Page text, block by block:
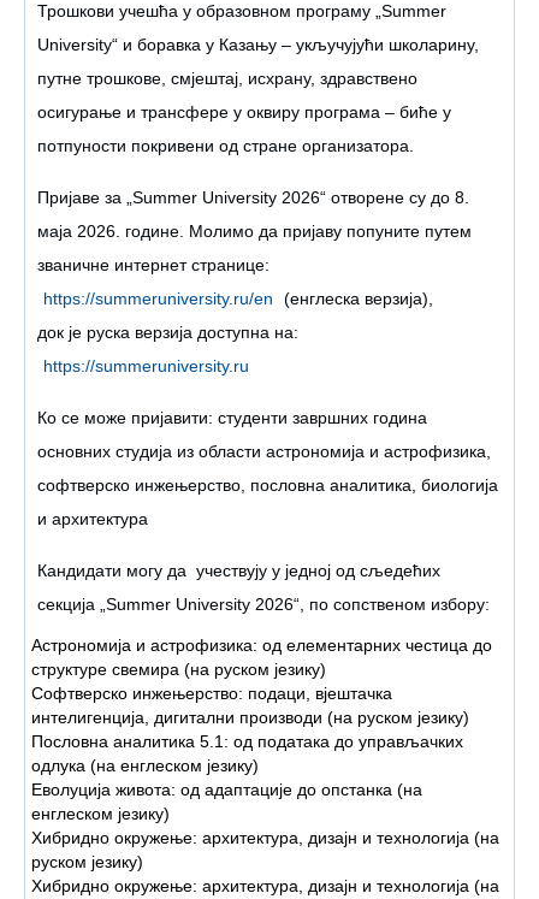
Трошкови учешћа у образовном програму „Summer
University“ и боравка у Казању – укључујући школарину,
путне трошкове, смјештај, исхрану, здравствено
осигурање и трансфере у оквиру програма – биће у
потпуности покривени од стране организатора.
Пријаве за „Summer University 2026“ отворене су до 8.
маја 2026. године. Молимо да пријаву попуните путем
званичне интернет странице:
https://summeruniversity.ru/en
(енглеска верзија),
док је руска верзија доступна на:
https://summeruniversity.ru
Ко се може пријавити: студенти завршних година
основних студија из области астрономија и астрофизика,
софтверско инжењерство, пословна аналитика, биологија
и архитектура
Кандидати могу да учествују у једној од сљедећих
секција „Summer University 2026“, по сопственом избору:
Астрономија и астрофизика: од елементарних честица до
структуре свемира (на руском језику)
Софтверско инжењерство: подаци, вјештачка
интелигенција, дигитални производи (на руском језику)
Пословна аналитика 5.1: од података до управљачких
одлука (на енглеском језику)
Еволуција живота: од адаптације до опстанка (на
енглеском језику)
Хибридно окружење: архитектура, дизајн и технологија (на
руском језику)
Хибридно окружење: архитектура, дизајн и технологија (на